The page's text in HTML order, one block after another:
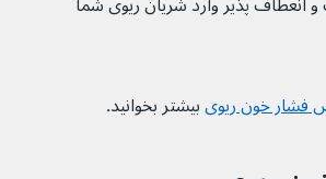
فشار خون ریویبیشتر بخوانید.